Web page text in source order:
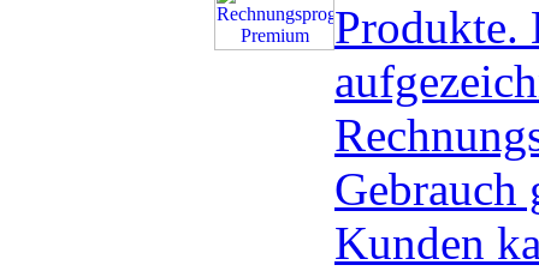
Produkte.
Gebrauch
Kunden